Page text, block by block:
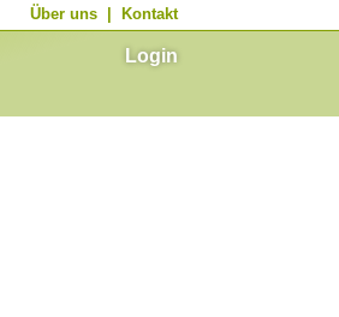
Über uns| Kontakt
Login